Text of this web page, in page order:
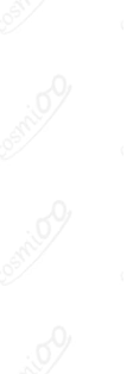
持ち味。 ・
マパーク系
さが魅力。
強気なパフ
王道ヒーロ
ルで気品あ
。トリッキ